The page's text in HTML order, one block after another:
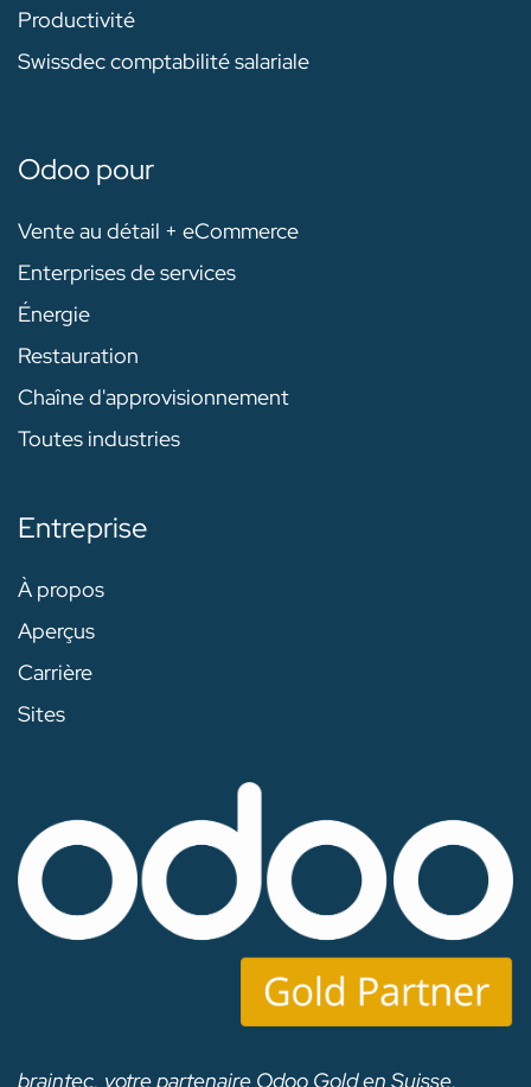
Productivité
Swissdec comptabilité salariale
Odoo pour
Vente au détail + eCommerce
Enterprises de services
Énergie
Restauration
Chaîne d'approvisionnement
Toutes industries
Entreprise
À propos
Aperçus
Carrière
Sites
braintec, votre partenaire Odoo Gold en Suisse,